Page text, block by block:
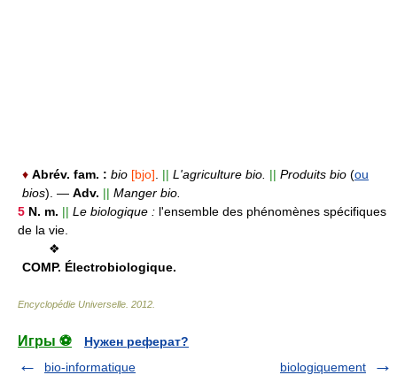
♦ Abrév. fam. : bio [bjo] || L'agriculture bio. || Produits bio (ou
bios). — Adv. || Manger bio.
5 N. m. || Le biologique : l'ensemble des phénomènes spécifiques
de la vie.
❖
COMP. Électrobiologique.
Encyclopédie Universelle 2012
Игры ⚽
Нужен реферат?
bio-informatique
biologiquement